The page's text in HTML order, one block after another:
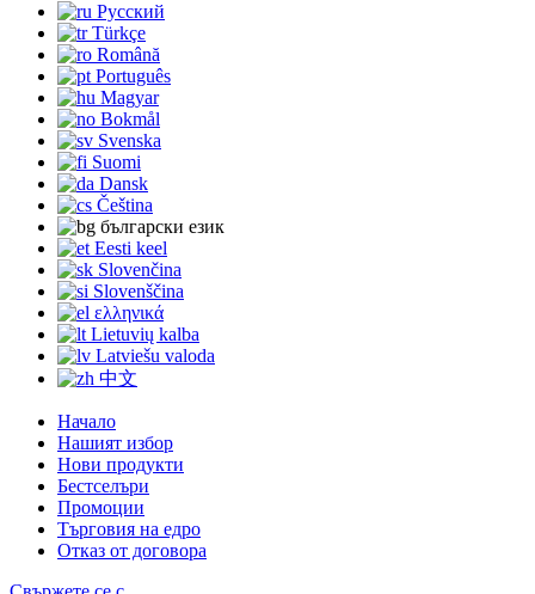
Русский
Türkçe
Română
Português
Magyar
Bokmål
Svenska
Suomi
Dansk
Čeština
български език
Eesti keel
Slovenčina
Slovenščina
ελληνικά
Lietuvių kalba
Latviešu valoda
中文
Начало
Нашият избор
Нови продукти
Бестселъри
Промоции
Търговия на едро
Отказ от договора